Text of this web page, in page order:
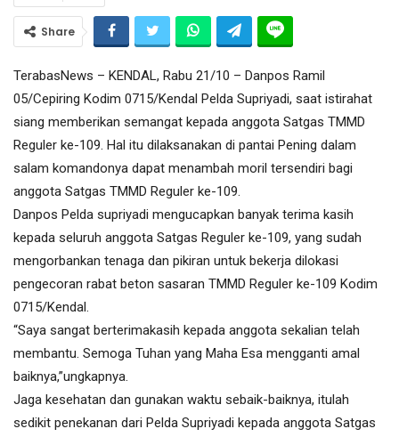
Share
TerabasNews – KENDAL, Rabu 21/10 – Danpos Ramil
05/Cepiring Kodim 0715/Kendal Pelda Supriyadi, saat istirahat
siang memberikan semangat kepada anggota Satgas TMMD
Reguler ke-109. Hal itu dilaksanakan di pantai Pening dalam
salam komandonya dapat menambah moril tersendiri bagi
anggota Satgas TMMD Reguler ke-109.
Danpos Pelda supriyadi mengucapkan banyak terima kasih
kepada seluruh anggota Satgas Reguler ke-109, yang sudah
mengorbankan tenaga dan pikiran untuk bekerja dilokasi
pengecoran rabat beton sasaran TMMD Reguler ke-109 Kodim
0715/Kendal.
“Saya sangat berterimakasih kepada anggota sekalian telah
membantu. Semoga Tuhan yang Maha Esa mengganti amal
baiknya,”ungkapnya.
Jaga kesehatan dan gunakan waktu sebaik-baiknya, itulah
sedikit penekanan dari Pelda Supriyadi kepada anggota Satgas